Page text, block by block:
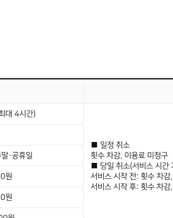
대 4시간)
■ 일정 취소
횟수 차감, 이용료 미청구
■ 당일 취소(서비스 시간
서비스 시작 전: 횟수 차감
서비스 시작 후: 횟수 차감
·공휴일
원
원